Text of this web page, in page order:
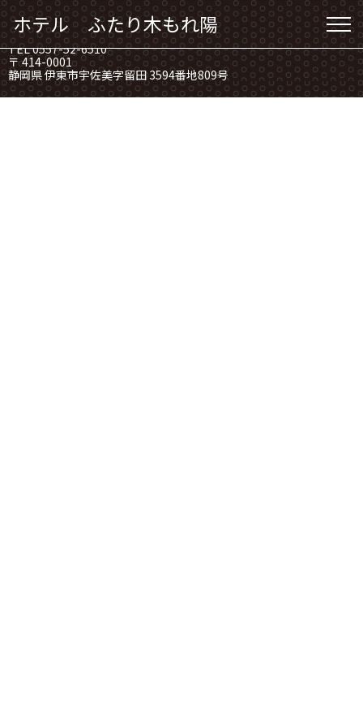
ホテル ふたり木もれ陽
ホテル ふたり木もれ陽
TEL 0557-52-6510
〒 414-0001
静岡県 伊東市宇佐美字留田 3594番地809号